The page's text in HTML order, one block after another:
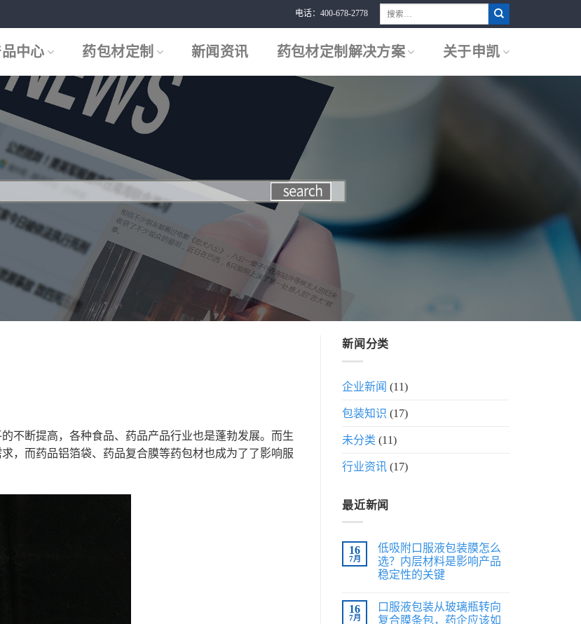
电话：400-678-2778
中心 药包材定制 新闻资讯 药包材定制解决方案 关于申凯
不断提高，各种食品、药品产品行业也是蓬勃发展。而生
，而药品铝箔袋、药品复合膜等药包材也成为了了影响服
新闻分类
企业新闻 (11)
包装知识 (17)
未分类 (11)
行业资讯 (17)
最近新闻
16
7月
低吸附口服液包装膜怎么
选？内层材料是影响产品
稳定性的关键
16
7月
口服液包装从玻璃瓶转向
复合膜条包，药企应该如